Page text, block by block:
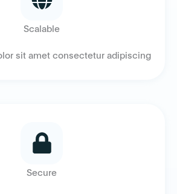
Scalable
sit amet consectetur adipiscing
Secure